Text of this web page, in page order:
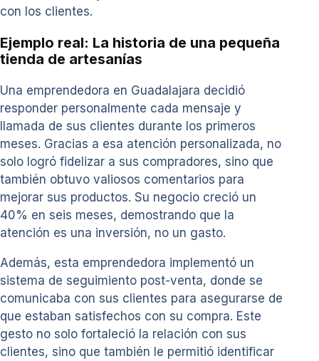
con los clientes.
Ejemplo real: La historia de una pequeña
tienda de artesanías
Una emprendedora en Guadalajara decidió
responder personalmente cada mensaje y
llamada de sus clientes durante los primeros
meses. Gracias a esa atención personalizada, no
solo logró fidelizar a sus compradores, sino que
también obtuvo valiosos comentarios para
mejorar sus productos. Su negocio creció un
40% en seis meses, demostrando que la
atención es una inversión, no un gasto.
Además, esta emprendedora implementó un
sistema de seguimiento post-venta, donde se
comunicaba con sus clientes para asegurarse de
que estaban satisfechos con su compra. Este
gesto no solo fortaleció la relación con sus
clientes, sino que también le permitió identificar